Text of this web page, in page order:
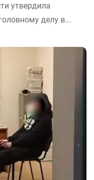
утвердила
делу в...